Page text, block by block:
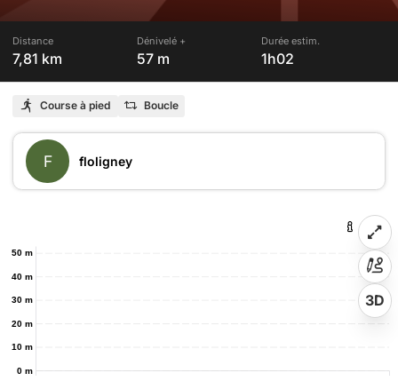
Distance
7,81 km
Dénivelé +
57 m
Durée estim.
1h02
Course à pied Boucle
F floligney
0 m
10 m
20 m
30 m
40 m
50 m
3D